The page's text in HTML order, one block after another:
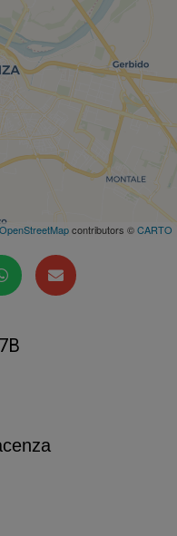
OpenStreetMapcontributors ©CARTO